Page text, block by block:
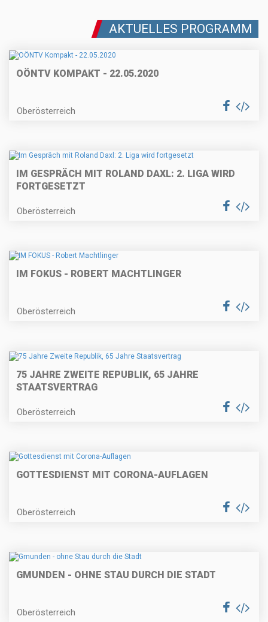
AKTUELLES PROGRAMM
OÖNTV KOMPAKT - 22.05.2020
Oberösterreich
IM GESPRÄCH MIT ROLAND DAXL: 2. LIGA WIRD
FORTGESETZT
Oberösterreich
IM FOKUS - ROBERT MACHTLINGER
Oberösterreich
75 JAHRE ZWEITE REPUBLIK, 65 JAHRE
STAATSVERTRAG
Oberösterreich
GOTTESDIENST MIT CORONA-AUFLAGEN
Oberösterreich
GMUNDEN - OHNE STAU DURCH DIE STADT
Oberösterreich